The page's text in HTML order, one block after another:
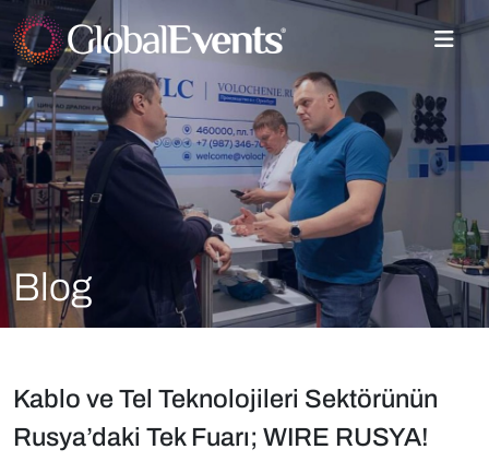
Blog
Kablo ve Tel Teknolojileri Sektörünün
Rusya’daki Tek Fuarı; WIRE RUSYA!